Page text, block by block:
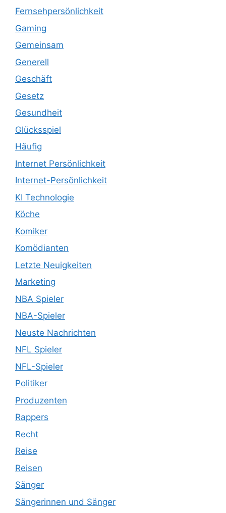
Fernsehpersönlichkeit
Gaming
Gemeinsam
Generell
Geschäft
Gesetz
Gesundheit
Glücksspiel
Häufig
Internet Persönlichkeit
Internet-Persönlichkeit
KI Technologie
Köche
Komiker
Komödianten
Letzte Neuigkeiten
Marketing
NBA Spieler
NBA-Spieler
Neuste Nachrichten
NFL Spieler
NFL-Spieler
Politiker
Produzenten
Rappers
Recht
Reise
Reisen
Sänger
Sängerinnen und Sänger